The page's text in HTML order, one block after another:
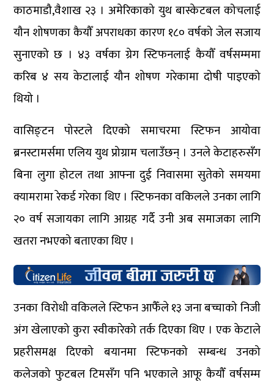
काठमाडौ,वैशाख २३ । अमेरिकाको युथ बास्केटबल कोचलाई
यौन शोषणका कैयौँ अपराधका कारण १८० वर्षको जेल सजाय
सुनाएको छ । ४३ वर्षका ग्रेग स्टिफनलाई कैयौँ वर्षसम्ममा
करिब ४ सय केटालाई यौन शोषण गरेकामा दोषी पाइएको
थियो ।
वासिङ्टन पोस्टले दिएको समाचरमा स्टिफन आयोवा
ब्रनस्टामर्समा एलिय युथ प्रोग्राम चलाउँछन् । उनले केटाहरुसँग
बिना लुगा होटल तथा आफ्ना दुई निवासमा सुतेको समयमा
क्यामरामा रेकर्ड गरेका थिए । स्टिफनका वकिलले उनका लागि
२० वर्ष सजायका लागि आग्रह गर्दै उनी अब समाजका लागि
खतरा नभएको बताएका थिए ।
उनका विरोधी वकिलले स्टिफन आफैँले १३ जना बच्चाको निजी
अंग खेलाएको कुरा स्वीकारेको तर्क दिएका थिए । एक केटाले
प्रहरीसमक्ष दिएको बयानमा स्टिफनको सम्बन्ध उनको
कलेजको फुटबल टिमसँग पनि भएकाले आफू कैयौँ वर्षसम्म